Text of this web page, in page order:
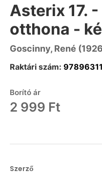
Asterix 17.
otthona -
Goscinny, René
Raktári szám:
Borító ár
2 999 Ft
Szerző